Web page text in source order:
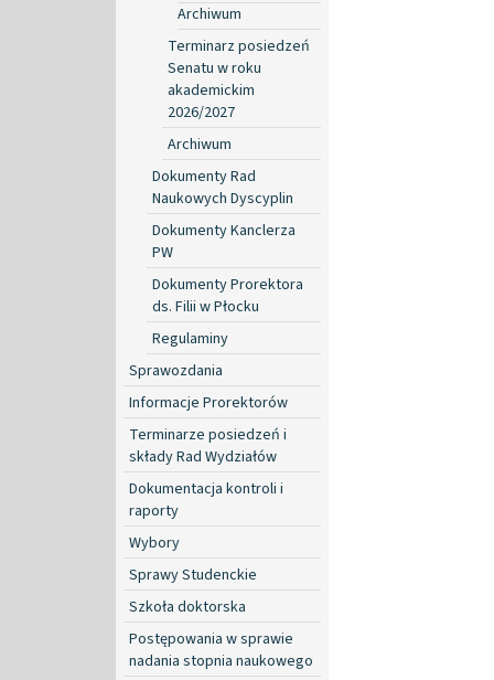
Archiwum
Terminarz posiedzeń
Senatu w roku
akademickim
2026/2027
Archiwum
Dokumenty Rad
Naukowych Dyscyplin
Dokumenty Kanclerza
PW
Dokumenty Prorektora
ds. Filii w Płocku
Regulaminy
Sprawozdania
Informacje Prorektorów
Terminarze posiedzeń i
składy Rad Wydziałów
Dokumentacja kontroli i
raporty
Wybory
Sprawy Studenckie
Szkoła doktorska
Postępowania w sprawie
nadania stopnia naukowego